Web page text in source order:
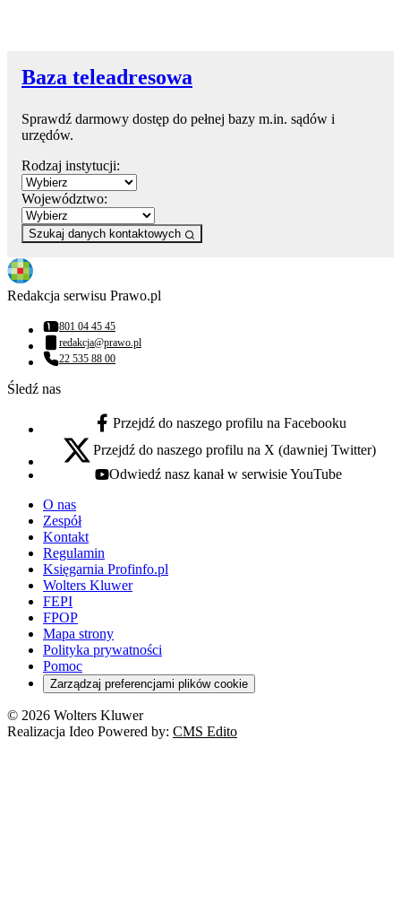
Baza teleadresowa
Sprawdź darmowy dostęp do pełnej bazy m.in. sądów i
urzędów.
Rodzaj instytucji:
Województwo:
Szukaj danych kontaktowych
Redakcja serwisu Prawo.pl
Numer telefonu:
801 04 45 45
Adres email:
redakcja@prawo.pl
Numer telefonu:
22 535 88 00
Śledź nas
facebook - otwiera się w nowej karcie
Przejdź do naszego profilu na Facebooku
x - otwiera się w nowej karcie
Przejdź do naszego profilu na X (dawniej Twitter)
youtube - otwiera się w nowej karcie
Odwiedź nasz kanał w serwisie YouTube
O nas
Zespół
Kontakt
Regulamin
Księgarnia Profinfo.pl
Wolters Kluwer
FEPI
FPOP
Mapa strony
Polityka prywatności
Pomoc
Zarządzaj preferencjami plików cookie
© 2026 Wolters Kluwer
Realizacja Ideo Powered by: CMS Edito